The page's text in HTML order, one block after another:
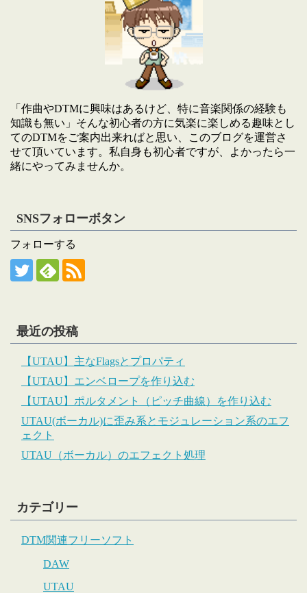
「作曲やDTMに興味はあるけど、特に音楽関係の経験も
知識も無い」そんな初心者の方に気楽に楽しめる趣味とし
てのDTMをご案内出来ればと思い、このブログを運営さ
せて頂いています。私自身も初心者ですが、よかったら一
緒にやってみませんか。
SNSフォローボタン
フォローする
最近の投稿
【UTAU】主なFlagsとプロパティ
【UTAU】エンベロープを作り込む
【UTAU】ポルタメント（ピッチ曲線）を作り込む
UTAU(ボーカル)に歪み系とモジュレーション系のエフ
ェクト
UTAU（ボーカル）のエフェクト処理
カテゴリー
DTM関連フリーソフト
DAW
UTAU